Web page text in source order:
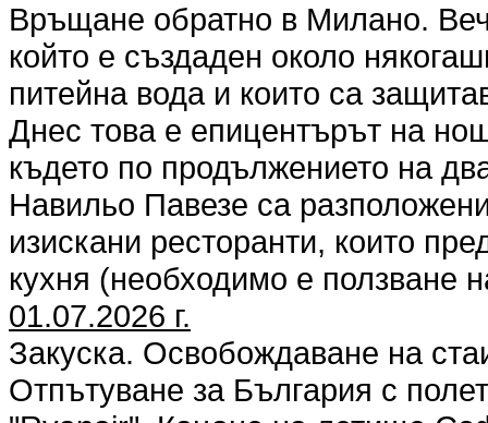
Връщане обратно в Милано.
който е създаден около
питейна вода и които са
Днес това е епицентърът на
където по продължението на
Навильо Павезе са
изискани ресторанти, които
кухня (необходимо е ползване
01.07.2026 г.
Закуска. Освобождаване на
Отпътуване за България с